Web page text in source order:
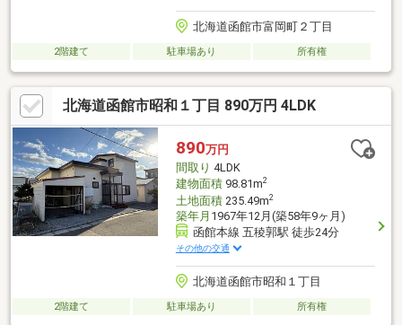
北海道函館市富岡町２丁目
2階建て 駐車場あり 所有権
北海道函館市昭和１丁目 890万円 4LDK
890万円
間取り 4LDK
建物面積98.81m2
土地面積235.49m2
築年月 1967年12月(築58年9ヶ月)
函館本線 五稜郭駅 徒歩24分
その他の交通
北海道函館市昭和１丁目
2階建て 駐車場あり 所有権